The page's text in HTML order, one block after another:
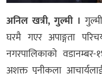
अनिल खत्री, गुल्मी ।
घरमै गएर अपाङ्गता
नगरपालिकाको
अशक्त पुनीकला